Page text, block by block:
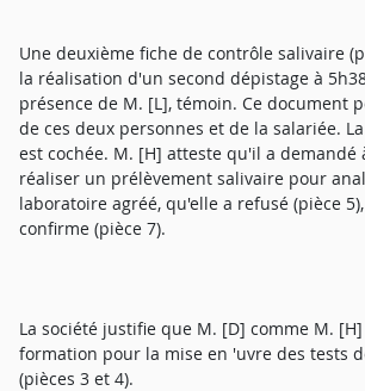
Une deuxième fiche de contrôle salivaire
la réalisation d'un second dépistage à
présence de M. [L], témoin. Ce document
de ces deux personnes et de la salariée.
est cochée. M. [H] atteste qu'il a demandé
réaliser un prélèvement salivaire pour
laboratoire agréé, qu'elle a refusé (pièce
confirme (pièce 7).
La société justifie que M. [D] comme M.
formation pour la mise en 'uvre des tests
(pièces 3 et 4).